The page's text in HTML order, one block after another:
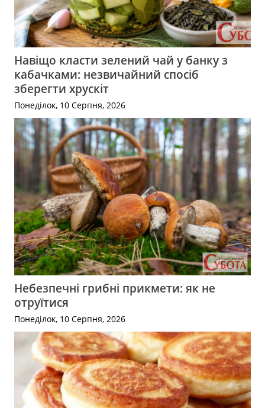
Навіщо класти зелений чай у банку з
кабачками: незвичайний спосіб
зберегти хрускіт
Понеділок, 10 Серпня, 2026
Небезпечні грибні прикмети: як не
отруїтися
Понеділок, 10 Серпня, 2026